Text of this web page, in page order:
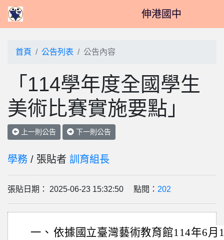
伸港國中
首頁 公告列表 公告內容
「114學年度全國學生
美術比賽實施要點」
上一則公告 下一則公告
學務 / 張貼者 訓育組長
張貼日期： 2025-06-23 15:32:50 點閱： 202
一、 依據國立臺灣藝術教育館114年6月